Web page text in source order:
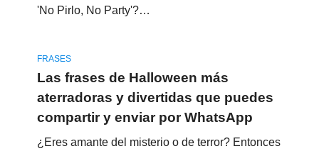
'No Pirlo, No Party'?…
FRASES
Las frases de Halloween más
aterradoras y divertidas que puedes
compartir y enviar por WhatsApp
¿Eres amante del misterio o de terror? Entonces